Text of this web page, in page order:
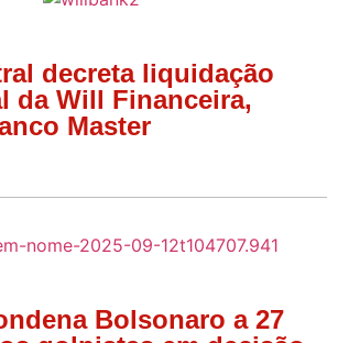
decreta liquidação
da Will Financeira,
Master
Bolsonaro a 27